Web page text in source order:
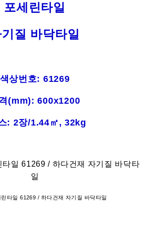
포세린타일
질 바닥타일
색상번호: 61269
(mm): 600x1200
: 2장/1.44㎡, 32kg
타일 61269 / 하다건재 자기질 바닥타일